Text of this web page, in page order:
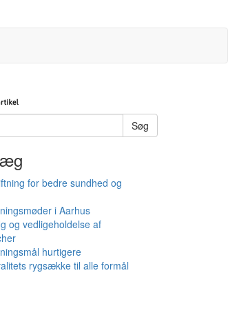
Søg
for bedre sundhed og
i Aarhus
og vedligeholdelse af
hurtigere
rygsække til alle formål